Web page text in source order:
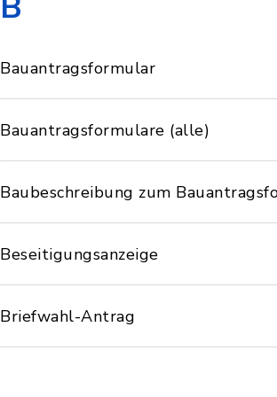
Bauantragsformular
Bauantragsformulare (alle)
Baubeschreibung zum
Beseitigungsanzeige
Briefwahl-Antrag